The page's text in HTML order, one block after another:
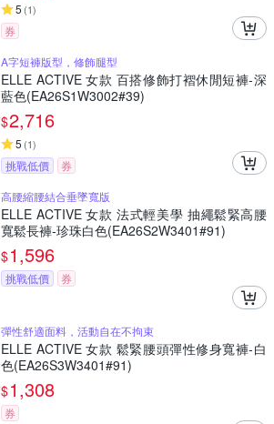
5 (1)
券
A字短褲版型，修飾腿型
ELLE ACTIVE 女款 百搭修飾打褶休閒短褲-深
藍色(EA26S1W3002#39)
$2,716
5 (1)
挑戰低價
券
高腰縮腰結合垂墜寬版
ELLE ACTIVE 女款 法式輕美學 抽繩鬆緊高腰
寬鬆長褲-珍珠白色(EA26S2W3401#91)
$1,596
挑戰低價 券
彈性舒適面料，活動自在不拘束
ELLE ACTIVE 女款 鬆緊腰頭彈性修身寬褲-白
色(EA26S3W3401#91)
$1,308
券